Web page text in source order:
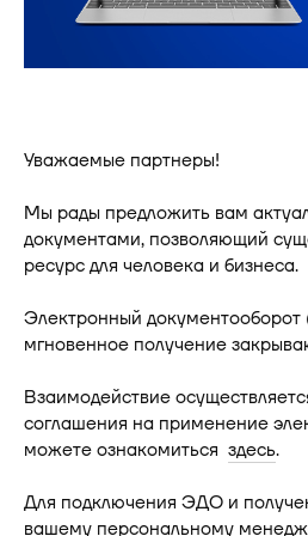
Уважаемые партнеры!
Мы рады предложить вам
документами, позволяющий
ресурс для человека и бизнеса.
Электронный
мгновенное получение
Взаимодействие
соглашения на применение
можете ознакомиться здесь.
Для подключения ЭДО и
вашему персональному